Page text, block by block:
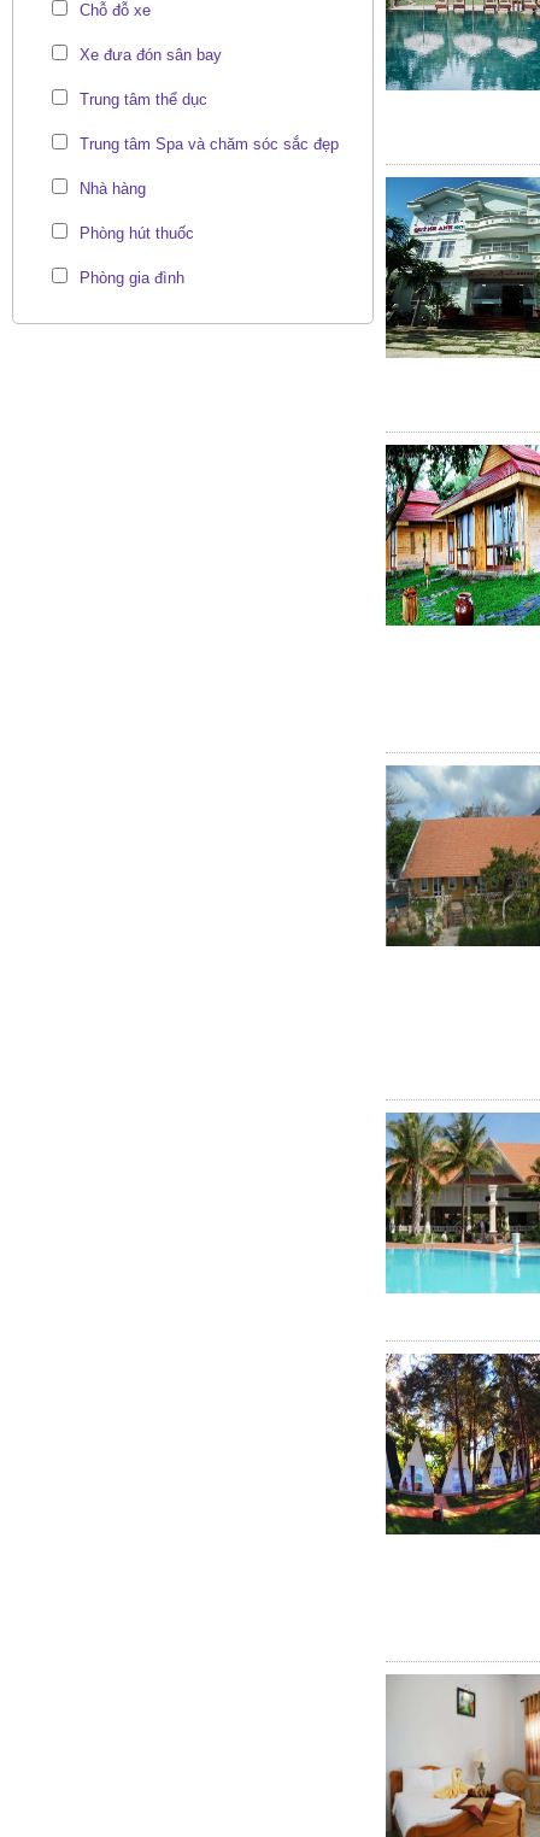
Chỗ đỗ xe
Xe đưa đón sân bay
Trung tâm thể dục
Trung tâm Spa và chăm sóc sắc đẹp
Nhà hàng
Phòng hút thuốc
Phòng gia đình